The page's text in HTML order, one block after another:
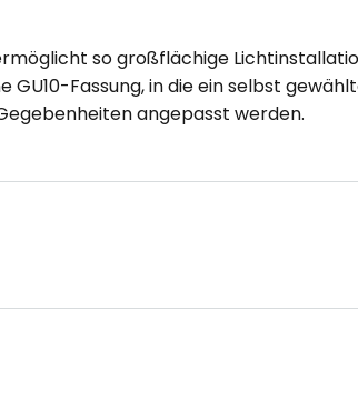
so großflächige
Fassung, in die ein selbst
angepasst werden.